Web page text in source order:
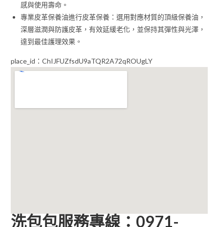
感與使用壽命。
專業皮革保養油進行皮革保養：選用對應材質的頂級保養油，
深層滋潤與防護皮革，有效延緩老化，並保持其彈性與光澤，
達到最佳護理效果。
place_id：ChIJFUZfsdU9aTQR2A72qROUgLY
洗包包服務專線：0971-